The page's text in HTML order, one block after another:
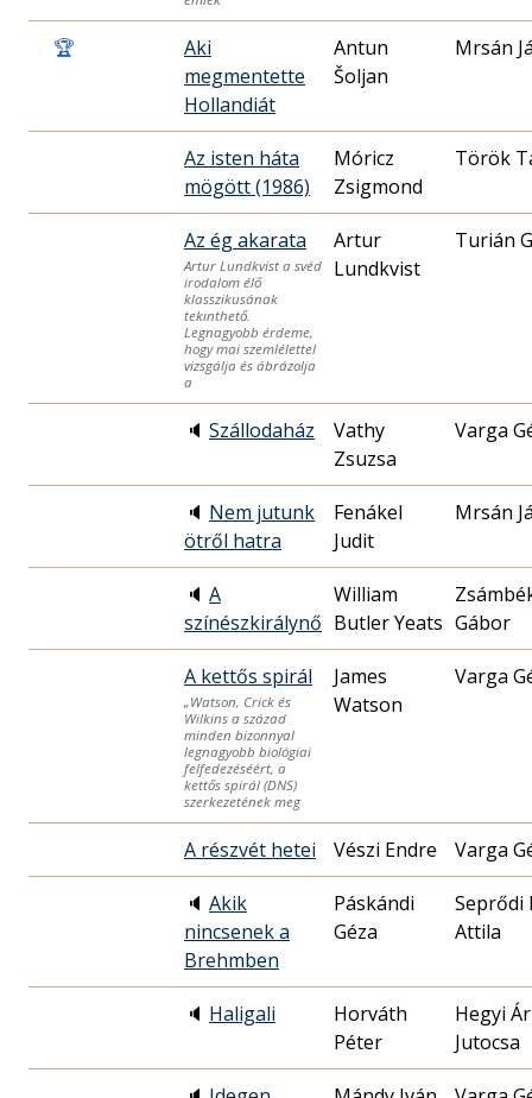
🏆
Aki
megmentette
Hollandiát
Antun
Šoljan
Mrsán
Az isten háta
mögött (1986)
Móricz
Zsigmond
Török
Az ég akarata
Artur Lundkvist a svéd
irodalom élő
klasszikusának
tekinthető.
Legnagyobb érdeme,
hogy mai szemlélettel
vizsgálja és ábrázolja
a
Artur
Lundkvist
Turián
🔈 Szállodaház
Vathy
Zsuzsa
Varga
🔈 Nem jutunk
ötről hatra
Fenákel
Judit
Mrsán
🔈 A
színészkirálynő
William
Butler Yeats Gábor
A kettős spirál
„Watson, Crick és
Wilkins a század
minden bizonnyal
legnagyobb biológiai
felfedezéséért, a
kettős spirál (DNS)
szerkezetének meg
James
Watson
Varga
A részvét hetei Vészi Endre Varga
🔈 Akik
nincsenek a
Brehmben
Páskándi
Géza
Seprődi
Attila
🔈 Haligali
Horváth
Péter
Hegyi
Jutocsa